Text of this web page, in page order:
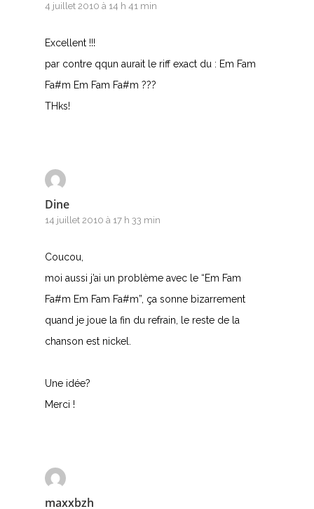
4 juillet 2010 à 14 h 41 min
Excellent !!!
par contre qqun aurait le riff exact du : Em Fam
Fa#m Em Fam Fa#m ???
THks!
Dine
14 juillet 2010 à 17 h 33 min
Coucou,
moi aussi j’ai un problème avec le “Em Fam
Fa#m Em Fam Fa#m”, ça sonne bizarrement
quand je joue la fin du refrain, le reste de la
chanson est nickel.
Une idée?
Merci !
maxxbzh